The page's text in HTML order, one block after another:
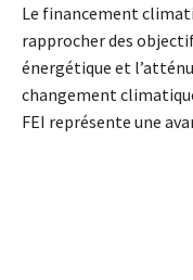
Le financement
rapprocher des
énergétique et
changement
FEI représente une